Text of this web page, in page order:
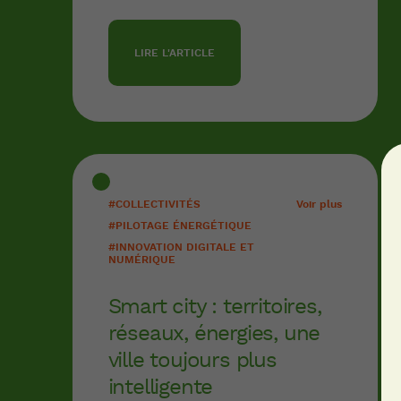
LIRE L'ARTICLE
#COLLECTIVITÉS
#PILOTAGE ÉNERGÉTIQUE
#INNOVATION DIGITALE ET
NUMÉRIQUE
Voir plus
Smart city : territoires,
réseaux, énergies, une
ville toujours plus
intelligente